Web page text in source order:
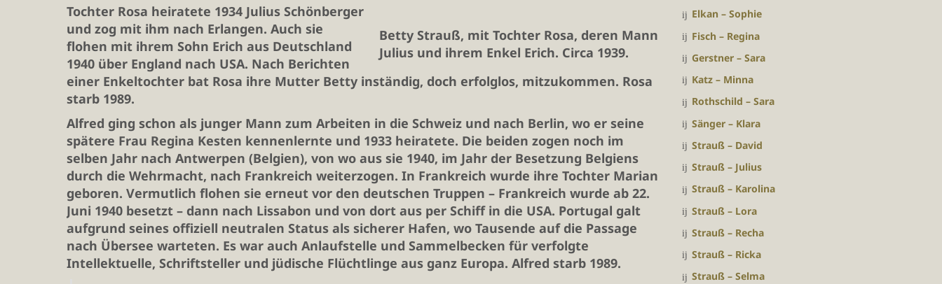
Betty Strauß, mit Tochter Rosa, deren Mann
Julius und ihrem Enkel Erich. Circa 1939.
Tochter Rosa heiratete 1934 Julius Schönberger
und zog mit ihm nach Erlangen. Auch sie
flohen mit ihrem Sohn Erich aus Deutschland
1940 über England nach USA. Nach Berichten
einer Enkeltochter bat Rosa ihre Mutter Betty inständig, doch erfolglos, mitzukommen. Rosa
starb 1989.
Alfred ging schon als junger Mann zum Arbeiten in die Schweiz und nach Berlin, wo er seine
spätere Frau Regina Kesten kennenlernte und 1933 heiratete. Die beiden zogen noch im
selben Jahr nach Antwerpen (Belgien), von wo aus sie 1940, im Jahr der Besetzung Belgiens
durch die Wehrmacht, nach Frankreich weiterzogen. In Frankreich wurde ihre Tochter Marian
geboren. Vermutlich flohen sie erneut vor den deutschen Truppen – Frankreich wurde ab 22.
Juni 1940 besetzt – dann nach Lissabon und von dort aus per Schiff in die USA. Portugal galt
aufgrund seines offiziell neutralen Status als sicherer Hafen, wo Tausende auf die Passage
nach Übersee warteten. Es war auch Anlaufstelle und Sammelbecken für verfolgte
Intellektuelle, Schriftsteller und jüdische Flüchtlinge aus ganz Europa. Alfred starb 1989.
Elkan – Sophie
Fisch – Regina
Gerstner – Sara
Katz – Minna
Rothschild – Sara
Sänger – Klara
Strauß – David
Strauß – Julius
Strauß – Karolina
Strauß – Lora
Strauß – Recha
Strauß – Ricka
Strauß – Selma